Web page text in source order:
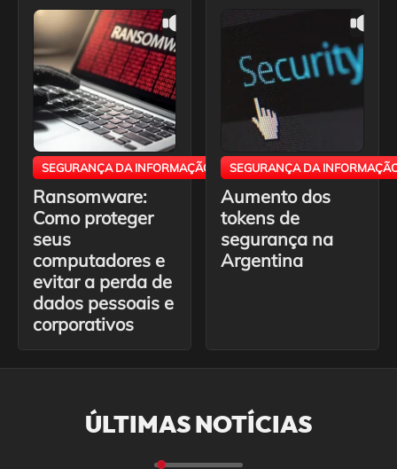
SEGURANÇA DA INFORMAÇÃO
Ransomware:
Como proteger
seus
computadores e
evitar a perda de
dados pessoais e
corporativos
SEGURANÇA DA
Aumento dos
tokens de
segurança na
Argentina
ÚLTIMAS NOTÍCIAS